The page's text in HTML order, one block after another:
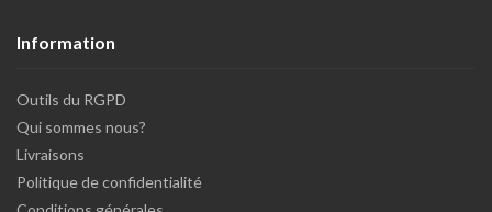
Information
Outils du RGPD
Qui sommes nous?
Livraisons
Politique de confidentialité